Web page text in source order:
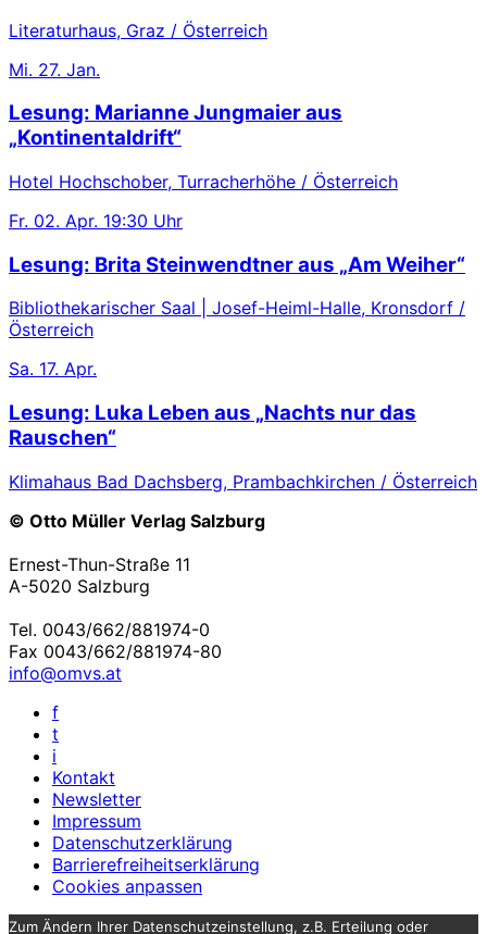
Literaturhaus, Graz / Österreich
Mi. 27. Jan.
Lesung: Marianne Jungmaier aus
„Kontinentaldrift“
Hotel Hochschober, Turracherhöhe / Österreich
Fr. 02. Apr. 19:30 Uhr
Lesung: Brita Steinwendtner aus „Am Weiher“
Bibliothekarischer Saal | Josef-Heiml-Halle, Kronsdorf /
Österreich
Sa. 17. Apr.
Lesung: Luka Leben aus „Nachts nur das
Rauschen“
Klimahaus Bad Dachsberg, Prambachkirchen / Österreich
© Otto Müller Verlag Salzburg
Ernest-Thun-Straße 11
A-5020 Salzburg
Tel. 0043/662/881974-0
Fax 0043/662/881974-80
info@omvs.at
f
t
i
Kontakt
Newsletter
Impressum
Datenschutzerklärung
Barrierefreiheitserklärung
Cookies anpassen
Zum Ändern Ihrer Datenschutzeinstellung, z.B. Erteilung oder